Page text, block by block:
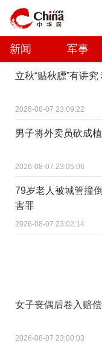
新闻 军事
立秋“贴秋膘”有讲
2026-08-07 23:09:22
男子将外卖员砍成
2026-08-07 23:05:06
79岁老人被城管撞
害罪
2026-08-07 23:02:14
女子丧偶后卷入赔
2026-08-07 23:00:03